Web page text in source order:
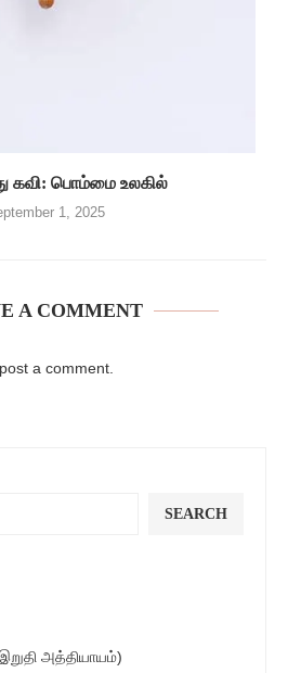
கவி: பொம்மை உலகில்
1, 2025
A COMMENT
a comment.
SEARCH
அத்தியாயம்)